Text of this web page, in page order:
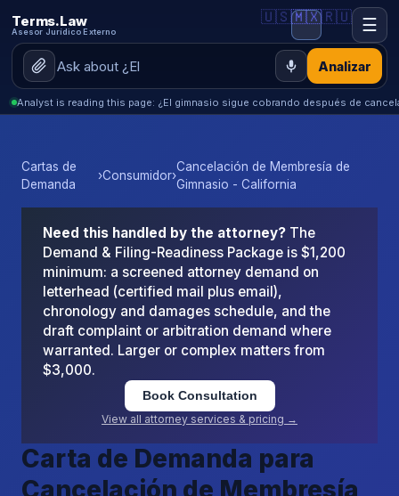
Terms.Law
Asesor Jurídico Externo
Analizar
🇺🇸🇲🇽🇷🇺 ☰
Analyst is reading this page: ¿El gimnasio sigue cobrando después de
Cartas de
Demanda
›Consumidor›
Cancelación de Membresía de
Gimnasio - California
Need this handled by the attorney? The
Demand & Filing-Readiness Package is $1,200
minimum: a screened attorney demand on
letterhead (certified mail plus email),
chronology and damages schedule, and the
draft complaint or arbitration demand where
warranted. Larger or complex matters from
$3,000.
Book Consultation
View all attorney services & pricing →
Carta de Demanda para
Cancelación de Membresía